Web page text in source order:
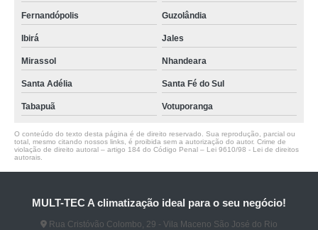
Fernandópolis Guzolândia
Ibirá Jales
Mirassol Nhandeara
Santa Adélia Santa Fé do Sul
Tabapuã Votuporanga
O conteúdo do texto desta página é de direito reservado. Sua reprodução, parcial ou
total, mesmo citando nossos links, é proibida sem a autorização do autor. Crime de
violação de direito autoral – artigo 184 do Código Penal – Lei 9610/98 - Lei de direitos
autorais
MULT-TEC A climatização ideal para o seu negócio!
Rua Cristóvão Colombo, 29 - Vila Maceno São José do Rio